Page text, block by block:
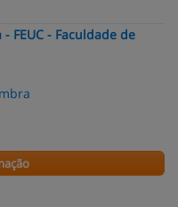
FEUC - Faculdade de